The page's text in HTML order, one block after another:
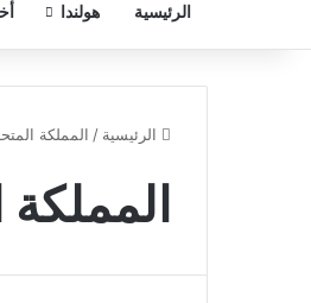
الرئيسية هولندا
الرئيسية / المملكة
المملكة